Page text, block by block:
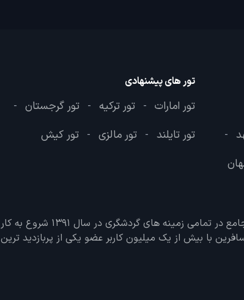
-
تور های پیشنهادی
تور امارات - تور ترکیه - تور گرجستان -
تور تایلند - تور مالزی - تور کیش
وب سایت لحظه آخر با هدف ایجاد بانکی جامع در تمامی زمینه های گردشگری در سال 1391 شروع به کار
به مسافرین با بیش از یک میلیون کاربر عضو یکی از پربازدید ترین